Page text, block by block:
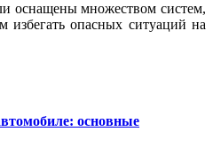
оснащены множеством систем,
избегать опасных ситуаций на
основные